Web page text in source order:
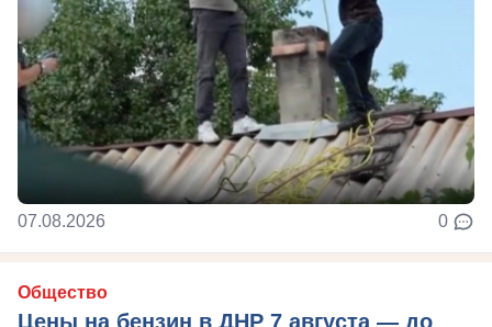
07.08.2026 0
Общество
Цены на бензин в ДНР 7 августа — до